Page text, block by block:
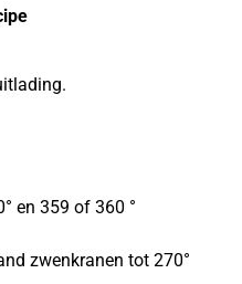
en 359 of 360 °
zwenkranen tot 270°